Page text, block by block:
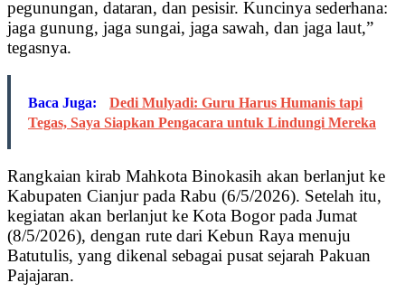
pegunungan, dataran, dan pesisir. Kuncinya sederhana:
jaga gunung, jaga sungai, jaga sawah, dan jaga laut,”
tegasnya.
Baca Juga:
Dedi Mulyadi: Guru Harus Humanis tapi
Tegas, Saya Siapkan Pengacara untuk Lindungi Mereka
Rangkaian kirab Mahkota Binokasih akan berlanjut ke
Kabupaten Cianjur pada Rabu (6/5/2026). Setelah itu,
kegiatan akan berlanjut ke Kota Bogor pada Jumat
(8/5/2026), dengan rute dari Kebun Raya menuju
Batutulis, yang dikenal sebagai pusat sejarah Pakuan
Pajajaran.